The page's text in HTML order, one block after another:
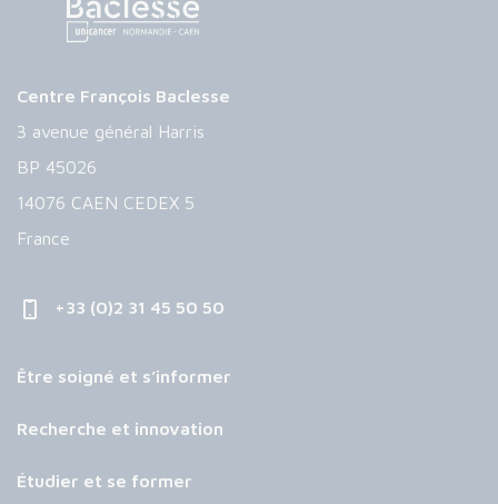
Centre François Baclesse
3 avenue général Harris
BP 45026
14076 CAEN CEDEX 5
France
+33 (0)2 31 45 50 50
Être soigné et s’informer
Recherche et innovation
Étudier et se former